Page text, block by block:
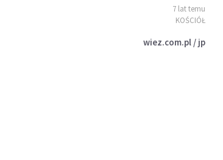
7 lat temu
KOŚCIÓŁ
wiez.com.pl / jp